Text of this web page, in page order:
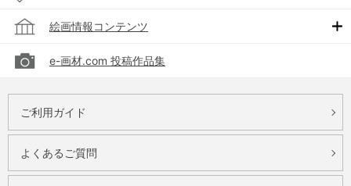
絵画情報コンテンツ
e-画材.com 投稿作品集
ご利用ガイド
よくあるご質問